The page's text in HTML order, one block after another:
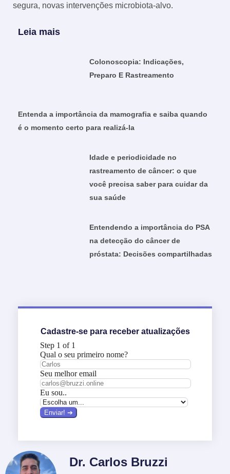
segura, novas intervenções microbiota‑alvo.
Leia mais
Colonoscopia: Indicações,
Preparo E Rastreamento
Entenda a importância da mamografia e saiba quando
é o momento certo para realizá-la
Idade e periodicidade no
rastreamento de câncer: o que
você precisa saber para cuidar da
sua saúde
Entendendo a importância do PSA
na detecção do câncer de
próstata: Decisões compartilhadas
Cadastre-se para receber atualizações
Dr. Carlos Bruzzi